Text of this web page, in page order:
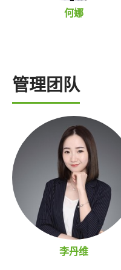
何娜
管理团队
李丹维